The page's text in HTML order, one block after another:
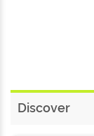
Discover